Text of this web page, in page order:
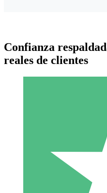
Paquetes de
Paga según el uso con
Confianza
reales de clientes